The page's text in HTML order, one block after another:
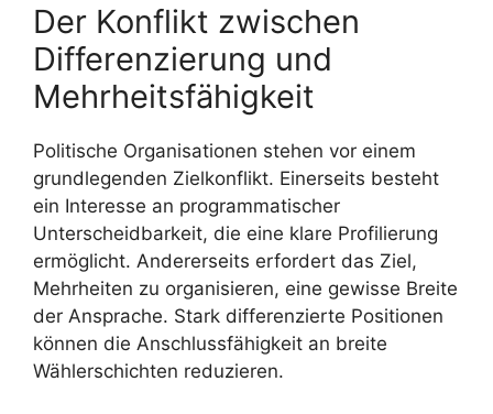
Der Konflikt zwischen
Differenzierung und
Mehrheitsfähigkeit
Politische Organisationen stehen vor einem
grundlegenden Zielkonflikt. Einerseits besteht
ein Interesse an programmatischer
Unterscheidbarkeit, die eine klare Profilierung
ermöglicht. Andererseits erfordert das Ziel,
Mehrheiten zu organisieren, eine gewisse Breite
der Ansprache. Stark differenzierte Positionen
können die Anschlussfähigkeit an breite
Wählerschichten reduzieren.